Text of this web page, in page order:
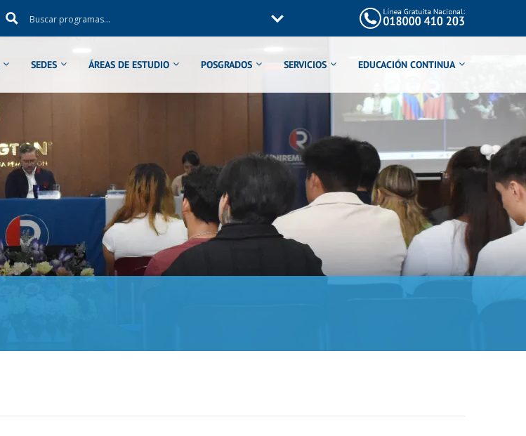
SEDES ÁREAS DE ESTUDIO POSGRADOS SERVICIOS EDUCACIÓN CONTINUA